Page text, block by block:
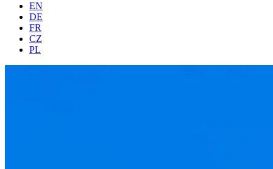
EN
DE
FR
CZ
PL